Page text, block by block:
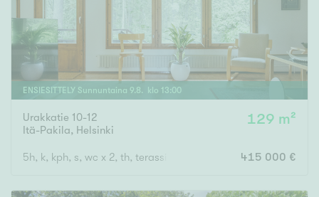
ENSIESITTELY Sunnuntaina 9.8 . klo 13:00
Urakkatie 10-12
Itä-Pakila, Helsinki
129 m²
5h, k, kph, s, wc x 2, th, terassiparveke, vilpola, piha,415 000 €